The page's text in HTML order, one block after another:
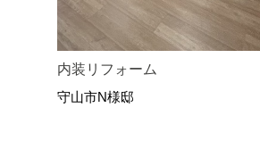
内装リフォーム
守山市N様邸